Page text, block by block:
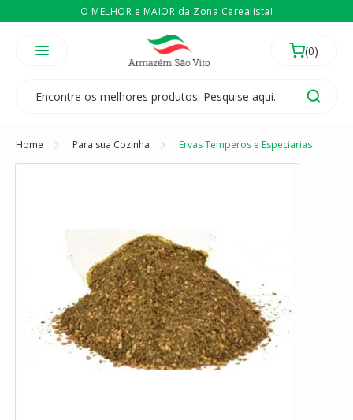
O MELHOR e MAIOR da Zona Cerealista!
Temos 3 lojas físicas na Zona Cerealista de São Paulo!
É revendedor? EntãoCompre no atacado
Home Para sua Cozinha Ervas Temperos e Especiarias